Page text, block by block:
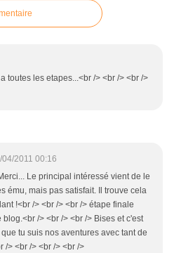
toutes les etapes...<br /> <br /> <br />
04/2011 00:16
Le principal intéressé vient de le
ému, mais pas satisfait. Il trouve cela
!<br /> <br /> <br /> étape finale
/> <br /> <br /> Bises et c'est
tu suis nos aventures avec tant de
/> <br /> <br /> <br />